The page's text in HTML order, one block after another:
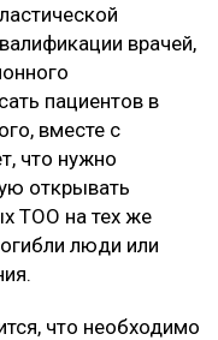
врачей,
пациентов в
вместе с
что нужно
открывать
ТОО на тех же
люди или
что необходимо